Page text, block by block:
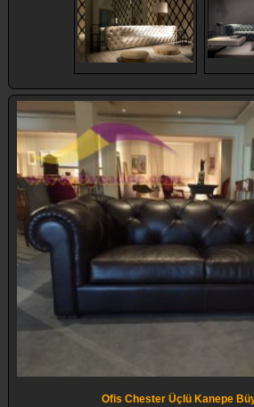
Ofis Chester Üçlü Kanepe